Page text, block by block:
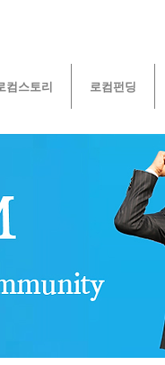
컴스토리 로컴펀딩